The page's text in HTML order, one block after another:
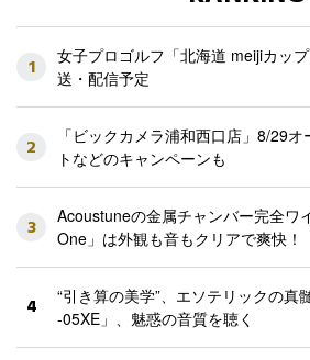
1
女子プロゴルフ「北海道 meijiカッ
送・配信予定
2
「ビックカメラ浦和西口店」8/29
トなどのキャンペーンも
3
Acoustuneの金属チャンバー完全ワ
One」は外観も音もクリアで爽快！
4
“引き算の美学”、エソテリックの真
-05XE」、魅惑の音質を聴く